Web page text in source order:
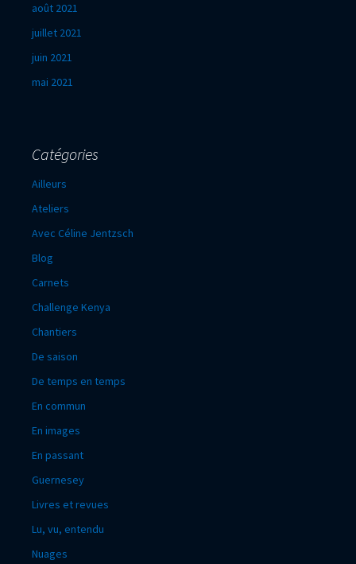
août 2021
juillet 2021
juin 2021
mai 2021
Catégories
Ailleurs
Ateliers
Avec Céline Jentzsch
Blog
Carnets
Challenge Kenya
Chantiers
De saison
De temps en temps
En commun
En images
En passant
Guernesey
Livres et revues
Lu, vu, entendu
Nuages